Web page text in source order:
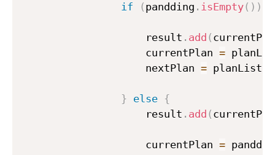
if
( pandding . isEmpty( ) )
                    result
. add (
                    currentPlan
=
                    nextPlan
= planList
} else {
                    result
. add (
                    currentPlan
=